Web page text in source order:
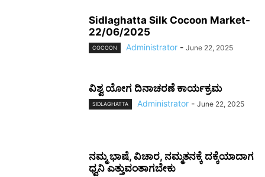
Sidlaghatta Silk Cocoon Market-
22/06/2025
COCOON Administrator - June 22, 2025
ವಿಶ್ವ ಯೋಗ ದಿನಾಚರಣೆ ಕಾರ್ಯಕ್ರಮ
SIDLAGHATTA Administrator - June 22, 2025
ನಮ್ಮ ಭಾಷೆ, ವಿಚಾರ, ನಮ್ಮತನಕ್ಕೆ ದಕ್ಕೆಯಾದಾಗ
ಧ್ವನಿ ಎತ್ತುವಂತಾಗಬೇಕು